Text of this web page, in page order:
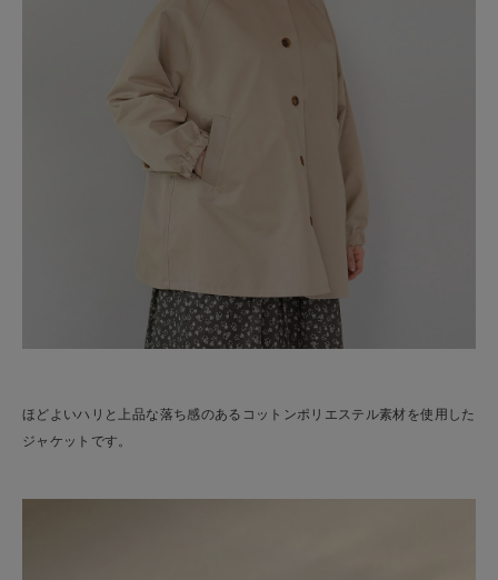
ほどよいハリと上品な落ち感のあるコットンポリエステル素材を使用した
ジャケットです。